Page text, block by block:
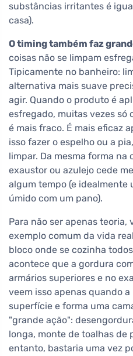
substâncias irritantes é
casa).
O timing também faz
coisas não se limpam
Tipicamente no banheiro:
alternativa mais suave
agir. Quando o produto é
esfregado, muitas vezes só
é mais fraco. É mais eficaz
isso fazer o espelho ou a
limpar. Da mesma forma na
exaustor ou azulejo cede
algum tempo (e idealmente
úmido com um pano).
Para não ser apenas teoria,
exemplo comum da vida
bloco onde se cozinha
acontece que a gordura
armários superiores e no
veem isso apenas quando
superfície e forma uma
"grande ação":
longa, monte de toalhas de
entanto, bastaria uma vez